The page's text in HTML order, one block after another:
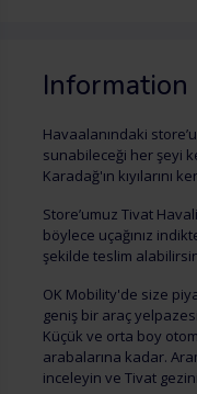
Information
Havaalanındaki
sunabileceği her şeyi
Karadağ'ın kıyılarını
Store’umuz Tivat
böylece uçağınız
şekilde teslim
OK Mobility'de size
geniş bir araç
Küçük ve orta boy
arabalarına kadar.
inceleyin ve Tivat